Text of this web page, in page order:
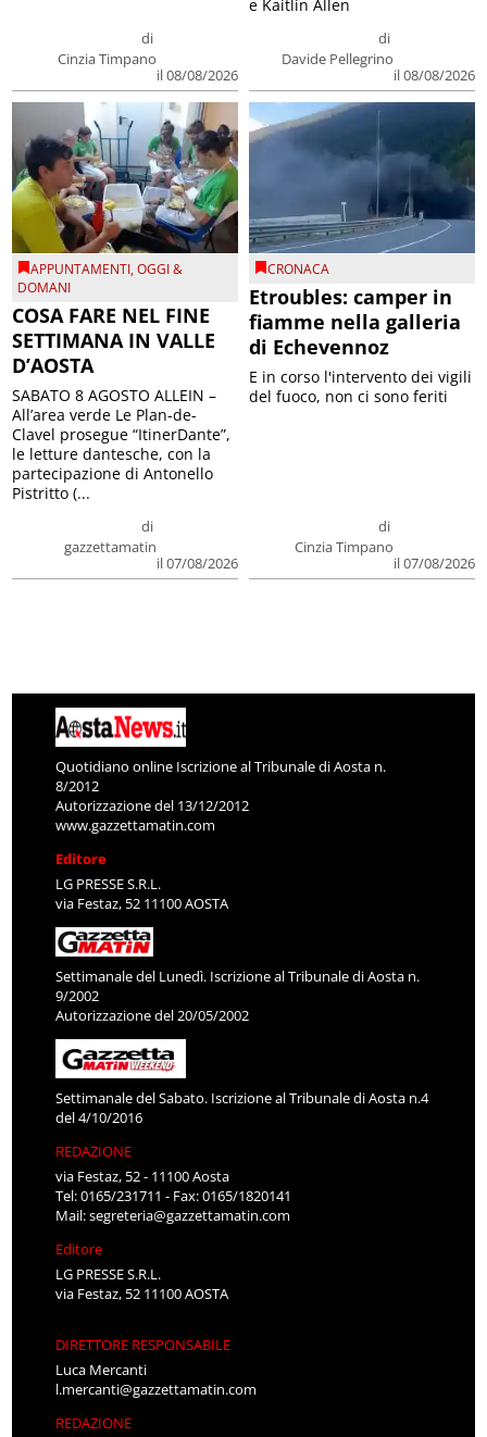
di
Cinzia Timpano
il 08/08/2026
di
Davide Pellegrino
il 08/08/2026
e Kaitlin Allen
APPUNTAMENTI,OGGI &
DOMANI
COSA FARE NEL FINE
SETTIMANA IN VALLE
D’AOSTA
di
gazzettamatin
il 07/08/2026
SABATO 8 AGOSTO ALLEIN –
All’area verde Le Plan-de-
Clavel prosegue “ItinerDante”,
le letture dantesche, con la
partecipazione di Antonello
Pistritto (...
CRONACA
Etroubles: camper in
fiamme nella galleria
di Echevennoz
di
Cinzia Timpano
il 07/08/2026
E in corso l'intervento dei vigili
del fuoco, non ci sono feriti
Quotidiano online Iscrizione al Tribunale di Aosta n.
8/2012
Autorizzazione del 13/12/2012
www.gazzettamatin.com
Editore
LG PRESSE S.R.L.
via Festaz, 52 11100 AOSTA
Settimanale del Lunedì. Iscrizione al Tribunale di Aosta n.
9/2002
Autorizzazione del 20/05/2002
Settimanale del Sabato. Iscrizione al Tribunale di Aosta n.4
del 4/10/2016
REDAZIONE
via Festaz, 52 - 11100 Aosta
Tel: 0165/231711 - Fax: 0165/1820141
Mail:segreteria@gazzettamatin.com
Editore
LG PRESSE S.R.L.
via Festaz, 52 11100 AOSTA
DIRETTORE RESPONSABILE
Luca Mercanti
l.mercanti@gazzettamatin.com
REDAZIONE